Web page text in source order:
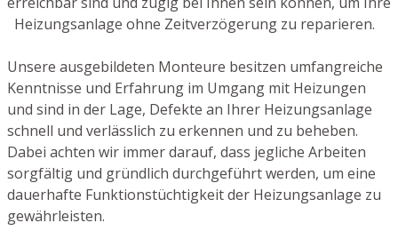
Heizungsanlage ohne Zeitverzögerung zu reparieren.
Unsere ausgebildeten Monteure besitzen umfangreiche
Kenntnisse und Erfahrung im Umgang mit Heizungen
und sind in der Lage, Defekte an Ihrer Heizungsanlage
schnell und verlässlich zu erkennen und zu beheben.
Dabei achten wir immer darauf, dass jegliche Arbeiten
sorgfältig und gründlich durchgeführt werden, um eine
dauerhafte Funktionstüchtigkeit der Heizungsanlage zu
gewährleisten.